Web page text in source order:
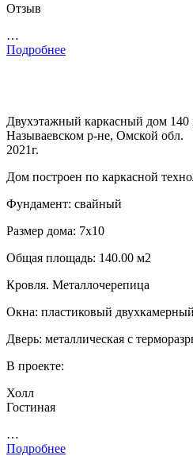
Отзыв
…
Подробнее
Двухэтажный каркасный дом 140
Называевском р-не, Омской обл.
2021г.
Дом построен по каркасной
Фундамент: свайный
Размер дома: 7х10
Общая площадь: 140.00 м2
Кровля. Металлочерепица
Окна: пластиковый
Дверь: металлическая с
В проекте:
Холл
Гостиная
…
Подробнее